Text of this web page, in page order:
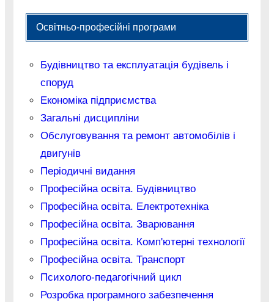
Освітньо-професійні програми
Будівництво та експлуатація будівель і
споруд
Економіка підприємства
Загальні дисципліни
Обслуговування та ремонт автомобілів і
двигунів
Періодичні видання
Професійна освіта. Будівництво
Професійна освіта. Електротехніка
Професійна освіта. Зварювання
Професійна освіта. Комп'ютерні технології
Професійна освіта. Транспорт
Психолого-педагогічний цикл
Розробка програмного забезпечення